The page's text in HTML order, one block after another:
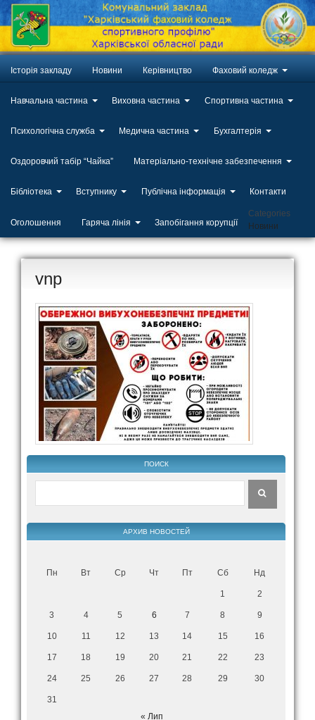
Історія закладу Новини Керівництво Фаховий коледж
Навчальна частина Виховна частина Спортивна частина
Психологічна служба Медична частина Бухгалтерія
Оздоровчий табір “Чайка” Матеріально-технічне забезпечення
Бібліотека Вступнику Публічна інформація Контакти
Оголошення Гаряча лінія Запобігання корупції
Categories
Новини
vnp
ПОИСК
АРХИВ НОВОСТЕЙ
Пн Вт Ср Чт Пт Сб Нд
1 2
3 4 5 6 7 8 9
10 11 12 13 14 15 16
17 18 19 20 21 22 23
24 25 26 27 28 29 30
31
« Лип